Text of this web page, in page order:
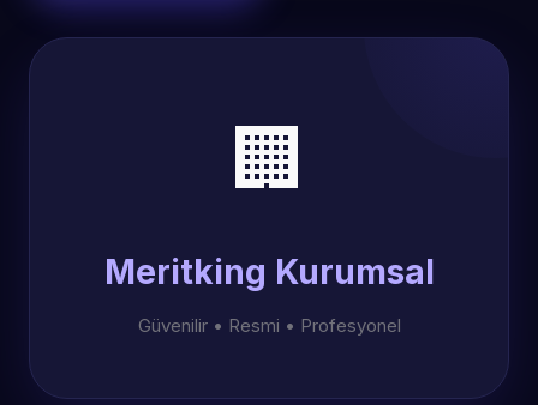
🏢
Meritking Kurumsal
Güvenilir • Resmi • Profesyonel